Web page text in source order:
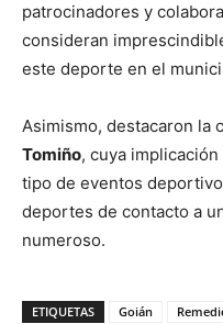
patrocinadores y
consideran
este deporte en el
Asimismo, destacaron la
Tomiño, cuya
tipo de eventos
deportes de contacto a
numeroso.
ETIQUETAS Goián